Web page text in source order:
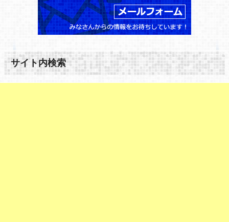
サイト内検索